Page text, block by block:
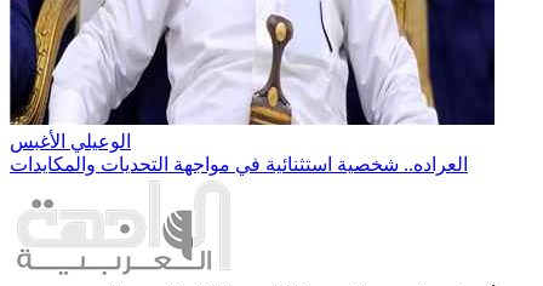
الوعيلي الأغبس
العراده.. شخصية استثنائية في مواجهة التحديات والمكايدات